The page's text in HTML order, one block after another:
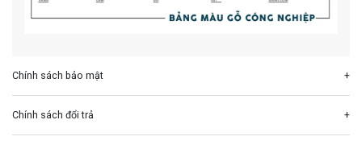
Chính sách bảo mật
Chính sách đổi trả